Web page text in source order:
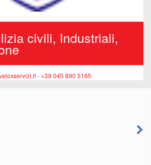
civili, Industriali,
- +39 045 890 5165